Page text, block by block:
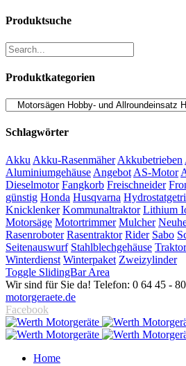
Produktsuche
Produktkategorien
Schlagwörter
Akku Akku-Rasenmäher Akkubetrieben
Aluminiumgehäuse Angebot AS-Motor
Dieselmotor Fangkorb Freischneider
günstig Honda Husqvarna
Knicklenker Kommunaltraktor Lithium
Motorsäge Motortrimmer Mulcher
Rasenroboter Rasentraktor Rider Sabo
Seitenauswurf Stahlblechgehäuse Traktor
Winterdienst Winterpaket Zweizylinder
Toggle SlidingBar Area
Wir sind für Sie da! Telefon: 0 64 45 -
motorgeraete.de
Facebook
Home